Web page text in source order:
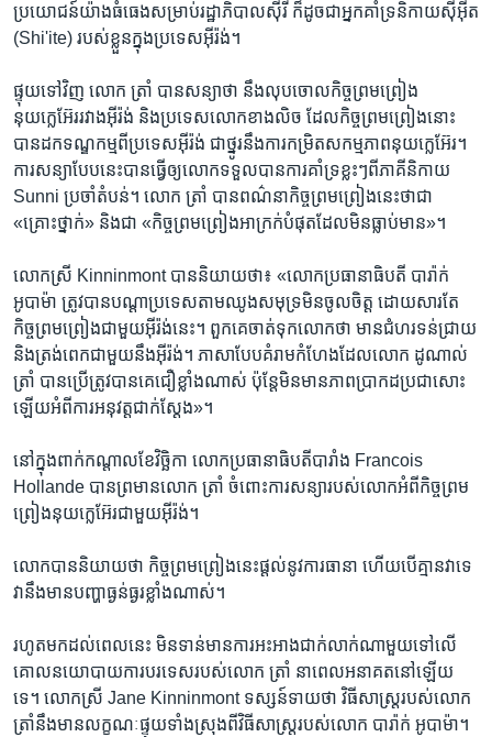
ប្រយោជន៍​យ៉ាង​ធំធេង​សម្រាប់​រដ្ឋាភិបាល​ស៊ីរី ក៏​ដូច​ជា​អ្នក​គាំទ្រ​និកាយ​ស៊ីអ៊ីត
​(Shi'ite) ​របស់​ខ្លួន​ក្នុង​ប្រទេស​អ៊ីរ៉ង់។
ផ្ទុយ​ទៅ​វិញ ​លោក ត្រាំ​ បាន​សន្យា​ថា ​នឹង​លុប​ចោល​កិច្ចព្រមព្រៀង​
នុយក្លេអ៊ែរ​រវាង​អ៊ីរ៉ង់​ និង​ប្រទេស​លោក​ខាង​លិច ដែល​កិច្ច​ព្រម​ព្រៀង​នោះ​
បាន​ដក​ទណ្ឌកម្មពី​ប្រទេស​អ៊ីរ៉ង់​ ជា​ថ្នូរ​នឹង​ការ​កម្រិត​សកម្មភាព​នុយក្លេអ៊ែរ។
ការ​សន្យា​បែប​នេះ​បាន​ធ្វើ​ឲ្យ​លោក​ទទួល​បាន​ការ​គាំទ្រ​ខ្លះៗ​ពី​ភាគី​និកាយ​ ​
Sunni ​ប្រចាំ​តំបន់។ ​លោក ត្រាំ​ បាន​ពណ៌នា​កិច្ចព្រមព្រៀង​នេះ​ថា​ជា
«គ្រោះថ្នាក់» ​និង​ជា «កិច្ចព្រមព្រៀង​អាក្រក់​បំផុត​ដែល​មិន​ធ្លាប់​មាន»។ ​
លោកស្រី ​Kinninmont ​បាន​និយាយ​ថា៖ «លោក​ប្រធានាធិបតី ​បារ៉ាក់
អូបាម៉ា ​ត្រូវ​បាន​បណ្តា​ប្រទេស​តាម​ឈូង​សមុទ្រ​មិន​ចូល​ចិត្ត ​ដោយ​សារ​តែ​
កិច្ចព្រមព្រៀង​ជាមួយ​អ៊ីរ៉ង់​នេះ។ ពួក​គេ​ចាត់​ទុក​លោក​ថា ​មាន​ជំហរ​ទន់​ជ្រាយ​
និង​ត្រង់​ពេក​ជា​មួយ​នឹង​អ៊ីរ៉ង់។ ភាសា​បែប​គំរាម​កំហែង​ដែល​លោក ដូណាល់
ត្រាំ​ បាន​ប្រើ​ត្រូវ​បាន​គេ​ជឿ​ខ្លាំង​ណាស់​ ប៉ុន្តែមិនមាន​ភាពប្រាកដប្រជា​សោះ​
ឡើយ​អំពី​ការ​អនុវត្ត​ជាក់​ស្តែង»។
នៅ​ក្នុង​ពាក់​កណ្តាល​ខែ​វិច្ឆិកា ​លោក​ប្រធានាធិបតី​បារាំង ​Francois
Hollande ​បាន​ព្រមាន​លោក​ ត្រាំ​ ចំពោះការ​សន្យា​របស់​លោក​អំពី​កិច្ច​ព្រម
ព្រៀង​នុយក្លេអ៊ែរ​ជាមួយ​អ៊ីរ៉ង់។​
លោក​បាន​និយាយ​ថា កិច្ចព្រមព្រៀង​នេះ​ផ្តល់​នូវ​ការ​ធានា​ ហើយ​បើ​គ្មាន​វា​ទេ ​
វា​នឹង​មាន​បញ្ហា​ធ្ងន់ធ្ងរ​ខ្លាំង​ណាស់។
រហូត​មក​ដល់​ពេល​នេះ​ មិន​ទាន់​មាន​ការ​អះអាង​ជាក់​លាក់​ណា​មួយ​ទៅ​លើ​
គោលនយោបាយ​ការបរទេស​របស់​លោក ត្រាំ​ នា​ពេល​អនាគត​នៅ​ឡើយ​
ទេ។ លោកស្រី ​Jane Kinninmont ​ទស្សន៍ទាយ​ថា វិធីសាស្រ្ត​របស់​លោក​
ត្រាំ​នឹង​មាន​លក្ខណៈ​ផ្ទុយ​ទាំង​ស្រុង​ពីវិធីសាស្រ្ត​របស់​លោក​ បារ៉ាក់ អូបាម៉ា។